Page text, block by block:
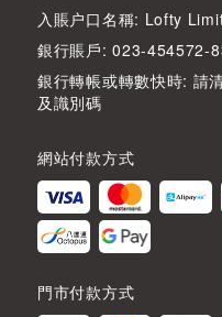
入賬户口名稱: Lofty
銀行賬戶: 023-454572-
銀行轉帳或轉數快時: 請
及識別碼
網站付款方式
門市付款方式